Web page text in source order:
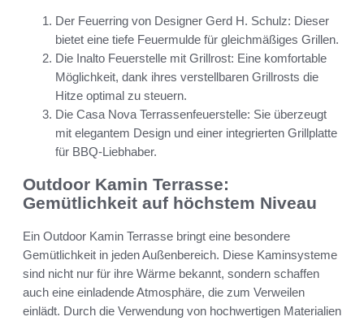
Der Feuerring von Designer Gerd H. Schulz: Dieser
bietet eine tiefe Feuermulde für gleichmäßiges Grillen.
Die Inalto Feuerstelle mit Grillrost: Eine komfortable
Möglichkeit, dank ihres verstellbaren Grillrosts die
Hitze optimal zu steuern.
Die Casa Nova Terrassenfeuerstelle: Sie überzeugt
mit elegantem Design und einer integrierten Grillplatte
für BBQ-Liebhaber.
Outdoor Kamin Terrasse:
Gemütlichkeit auf höchstem Niveau
Ein Outdoor Kamin Terrasse bringt eine besondere
Gemütlichkeit in jeden Außenbereich. Diese Kaminsysteme
sind nicht nur für ihre Wärme bekannt, sondern schaffen
auch eine einladende Atmosphäre, die zum Verweilen
einlädt. Durch die Verwendung von hochwertigen Materialien